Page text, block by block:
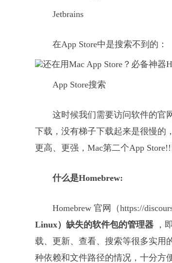
Jetbrains
在App Store中是搜索不到的：
App Store搜索
这时候我们需要访问软件的官
下载，没有梯子下载起来是很慢的
更高、更强，Mac第二个App
什么是Homebrew:
Homebrew 官网（https://
Linux）缺失的软件包的管理器 ，
载、更新、查看、搜索等很多实用
种依赖和文件路径的情况，十分方